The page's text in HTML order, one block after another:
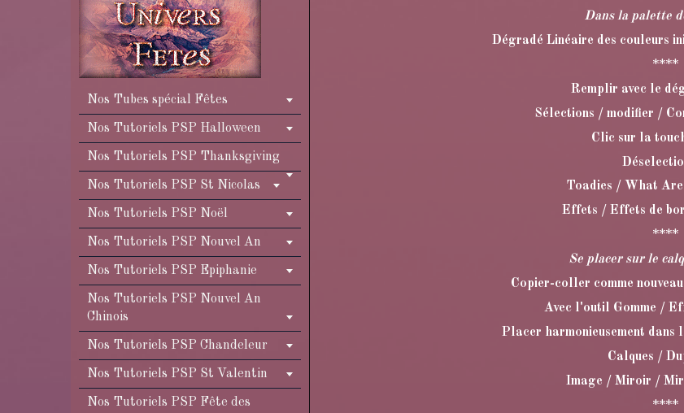
Dans la palette
Dégradé Linéaire des couleurs
****
Remplir avec le
Sélections / modifier /
Clic sur la
Toadies / What Are
Effets / Effets de
****
Se placer sur le
Copier-coller comme
Avec l'outil Gomme /
Placer harmonieusement dans
Calques /
Image / Miroir /
****
Nos Tubes spécial Fêtes
Nos Tutoriels PSP Halloween
Nos Tutoriels PSP Thanksgiving
Nos Tutoriels PSP St Nicolas
Nos Tutoriels PSP Noël
Nos Tutoriels PSP Nouvel An
Nos Tutoriels PSP Epiphanie
Nos Tutoriels PSP Nouvel An
Chinois
Nos Tutoriels PSP Chandeleur
Nos Tutoriels PSP St Valentin
Nos Tutoriels PSP Fête des